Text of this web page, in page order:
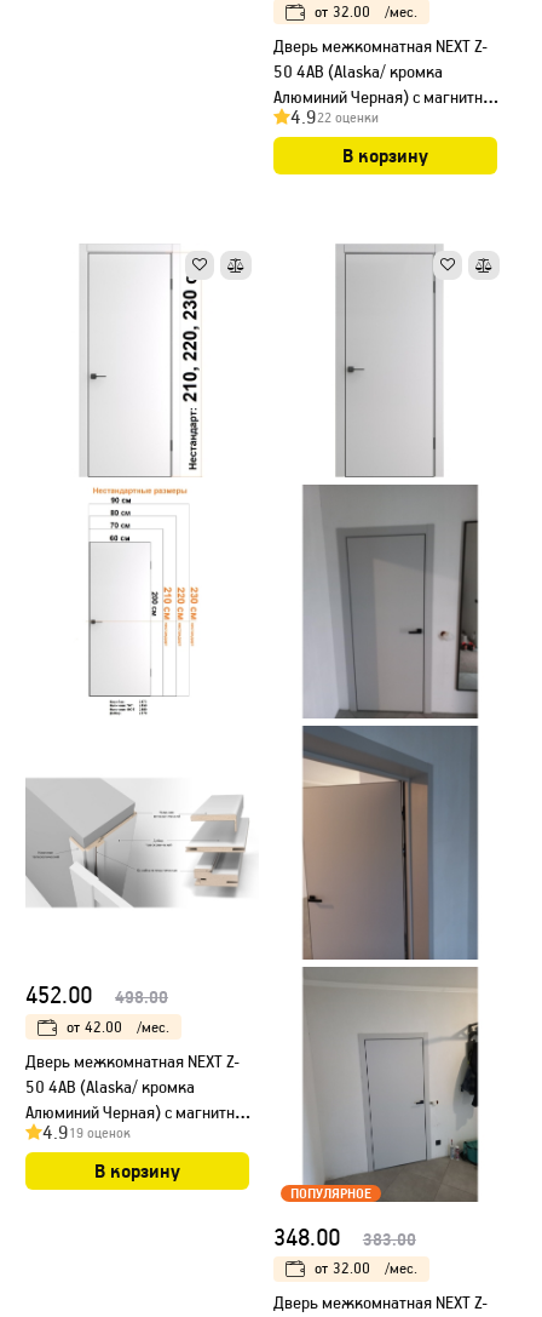
от 32.00 /мес.
Дверь межкомнатная NEXT Z-
50 4AB (Alaska/ кромка
Алюминий Черная) с магнитным
замком
4.922 оценки
В корзину
452.00 498.00
от 42.00 /мес.
Дверь межкомнатная NEXT Z-
50 4AB (Alaska/ кромка
Алюминий Черная) с магнитным
замком, НЕСТАНДАРТ
4.919 оценок
В корзину
ПОПУЛЯРНОЕ
348.00 383.00
от 32.00 /мес.
Дверь межкомнатная NEXT Z-